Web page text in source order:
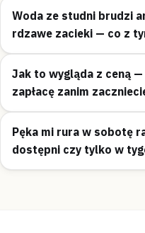
Woda ze studni brudzi
rdzawe zacieki — co z
Jak to wygląda z ceną
zapłacę zanim
Pęka mi rura w sobotę
dostępni czy tylko w